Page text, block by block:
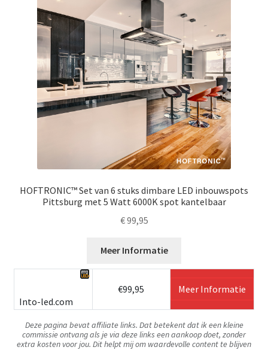
HOFTRONIC™ Set van 6 stuks dimbare LED inbouwspots
Pittsburg met 5 Watt 6000K spot kantelbaar
€99,95
Meer Informatie
Into-led.com
€99,95 Meer Informatie
Deze pagina bevat affiliate links. Dat betekent dat ik een kleine
commissie ontvang als je via deze links een aankoop doet, zonder
extra kosten voor jou. Dit helpt mij om waardevolle content te blijven